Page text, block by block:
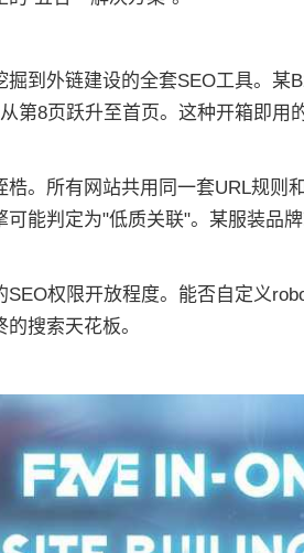
掘到外链建设的全套SEO工具。某
第8页跃升至首页。这种开箱即用
梏。所有网站共用同一套URL规则
可能判定为"低质关联"。某服装品
SEO权限开放程度。能否自定义
搜索天花板。